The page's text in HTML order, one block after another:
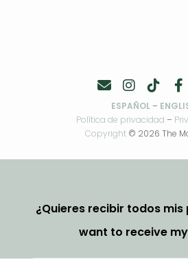
ESPAÑOL–
Política de privacidad –
Copyright© 2026 The
¿Quieres recibir todos mis
want to receive